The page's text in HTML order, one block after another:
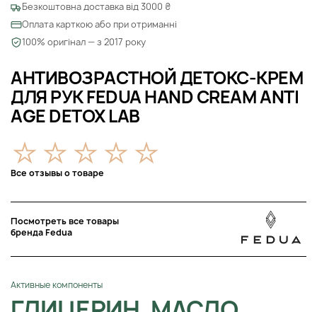
АНТИВОЗРАСТНОЙ ДЕТОКС-КРЕМ
ДЛЯ РУК FEDUA HAND CREAM ANTI
AGE DETOX LAB
Все отзывы о товаре
Посмотреть все товары
бренда Fedua
Активные компоненты
Безкоштовна доставка від 3000 ₴
Оплата карткою або при отриманні
100% оригінал — з 2017 року